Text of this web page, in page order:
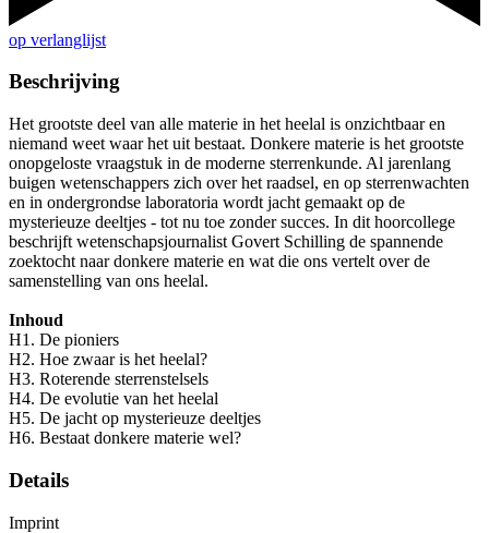
op verlanglijst
Beschrijving
Het grootste deel van alle materie in het heelal is onzichtbaar en
niemand weet waar het uit bestaat. Donkere materie is het grootste
onopgeloste vraagstuk in de moderne sterrenkunde. Al jarenlang
buigen wetenschappers zich over het raadsel, en op sterrenwachten
en in ondergrondse laboratoria wordt jacht gemaakt op de
mysterieuze deeltjes - tot nu toe zonder succes. In dit hoorcollege
beschrijft wetenschapsjournalist Govert Schilling de spannende
zoektocht naar donkere materie en wat die ons vertelt over de
samenstelling van ons heelal.
Inhoud
H1. De pioniers
H2. Hoe zwaar is het heelal?
H3. Roterende sterrenstelsels
H4. De evolutie van het heelal
H5. De jacht op mysterieuze deeltjes
H6. Bestaat donkere materie wel?
Details
Imprint